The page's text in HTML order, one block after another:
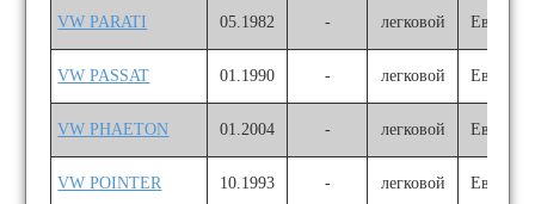
VW PARATI 05.1982 - легковой Европа
VW PASSAT 01.1990 - легковой Европа
VW PHAETON 01.2004 - легковой Европа
VW POINTER 10.1993 - легковой Европа